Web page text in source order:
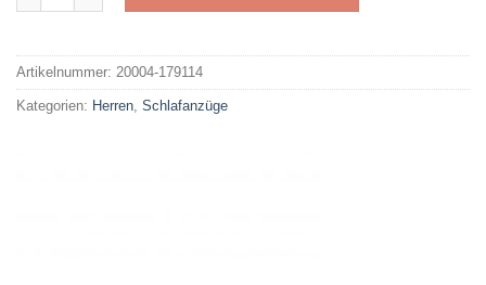
Artikelnummer: 20004-179114
Kategorien: Herren Schlafanzüge